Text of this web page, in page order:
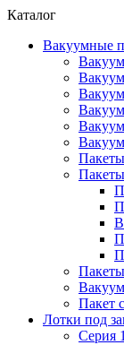
Каталог
Вакуумные
Пакет
Лотки под
Серия